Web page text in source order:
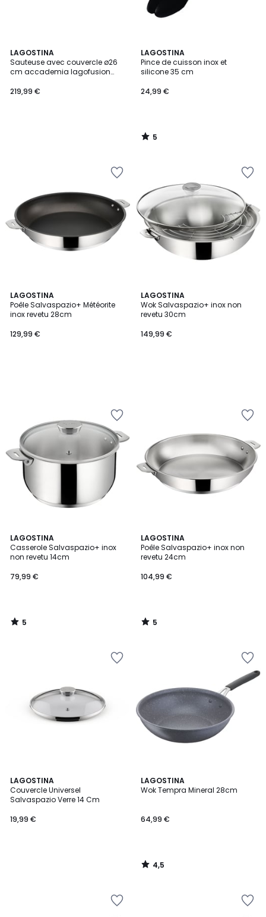
LAGOSTINA
Sauteuse avec couvercle ø26
cm accademia lagofusion
219,99 €
LAGOSTINA
Pince de cuisson inox et
silicone 35 cm
24,99 €
5
/
5
5
/
LAGOSTINA
Poêle Salvaspazio+ Météorite
inox revetu 28cm
129,99 €
LAGOSTINA
Wok Salvaspazio+ inox non
revetu 30cm
149,99 €
LAGOSTINA
Casserole Salvaspazio+ inox
non revetu 14cm
79,99 €
5
/
5
5
/
LAGOSTINA
Poêle Salvaspazio+ inox non
revetu 24cm
104,99 €
5
/
5
5
/
LAGOSTINA
Couvercle Universel
Salvaspazio Verre 14 Cm
19,99 €
LAGOSTINA
Wok Tempra Mineral 28cm
64,99 €
4,5
/ 5
4,5
/